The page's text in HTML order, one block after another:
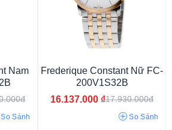
Nam
So Sánh
Frederique Constant Nữ FC-
200V1S32B
16.137.000 ₫17.930.000đ
So Sánh